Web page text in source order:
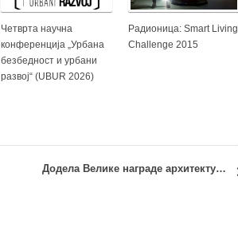
Четврта научна
конференција „Урбана
безбедност и урбани
развој“ (UBUR 2026)
Радионица: Smart Living
Challenge 2015
Додела Велике награде архитектуре за животно дело за 2018. годину – професор Дејан Миљковић, aрхитекта